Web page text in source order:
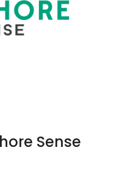
Sense